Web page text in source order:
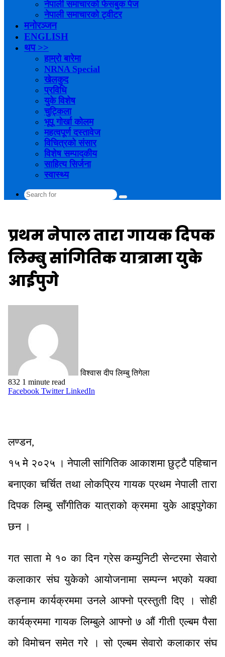
नेपाली समाचारको फेसबुक पेज
नेपाली समाचारको ट्वीटर
मनोरञ्जन
ENGLISH
थप >>
हाम्रो बारेमा
NRNA Special
खेलकुद
प्रविधि
युके विशेष
चुट्किला
भूपू गोर्खा कोलम
महत्वपूर्ण दस्तावेज
विचित्रको संसार
विशेष सम्पादकीय
साहित्य सिर्जना
स्वास्थ्य
Search
प्रथम नेपाल तारा गायक दिपक
लिम्बु सांगितिक यात्रामा युके
आईपुगे
विश्वास दीप लिम्बु तिगेला
832 1 minute read
Facebook Twitter LinkedIn
लण्डन,
१५ मे २०२५ । नेपाली सांगितिक आकाशमा छुट्टै पहिचान
बनाएका चर्चित तथा लोकप्रिय गायक प्रथम नेपाली तारा
दिपक लिम्बु साँगीतिक यात्राको क्रममा युके आइपुगेका
छन ।
गत साता मे १० का दिन ग्रेस कम्युनिटी सेन्टरमा सेवारो
कलाकार संघ युकेको आयोजनामा सम्पन्न भएको यक्वा
तङ्नाम कार्यक्रममा उनले आफ्नो प्रस्तुती दिए । सोही
कार्यक्रममा गायक लिम्बुले आफ्नो ७ औं गीती एल्बम पैसा
को विमोचन समेत गरे । सो एल्बम सेवारो कलाकार संघ